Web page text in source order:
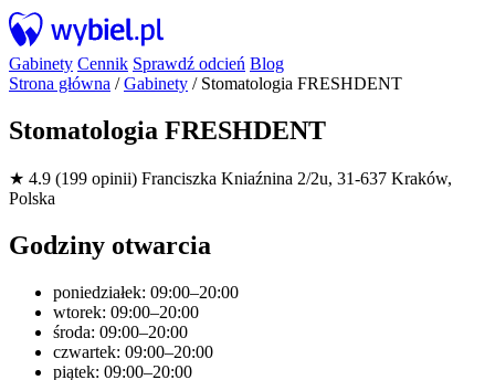
Gabinety Cennik Sprawdź odcień Blog
Strona główna /Gabinety / Stomatologia FRESHDENT
Stomatologia FRESHDENT
★ 4.9 (199 opinii) Franciszka Kniaźnina 2/2u, 31-637 Kraków,
Polska
Godziny otwarcia
poniedziałek: 09:00–20:00
wtorek: 09:00–20:00
środa: 09:00–20:00
czwartek: 09:00–20:00
piątek: 09:00–20:00